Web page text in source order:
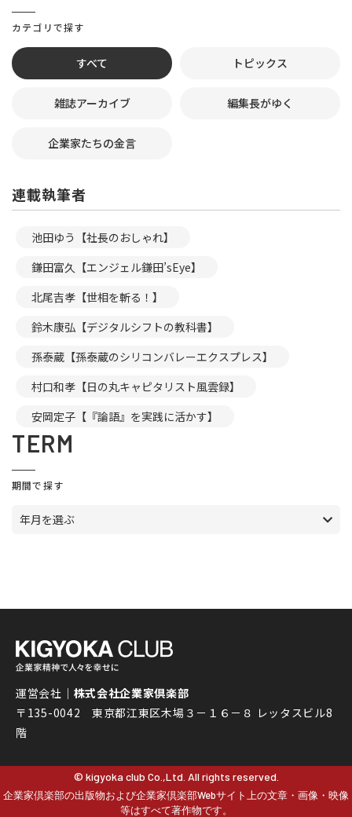
カテゴリで探す
すべて トピックス
雑誌アーカイブ 編集長がゆく
企業家たちの金言
連載執筆者
池田ゆう【社長のおしゃれ】
鎌田富久【エンジェル鎌田’sEye】
北尾吉孝【世相を斬る！】
鈴木康弘【デジタルシフトの教科書】
孫泰蔵【孫泰蔵のシリコンバレーエクスプレス】
村口和孝【日の丸キャピタリスト風雲録】
安岡定子【『論語』を実践に活かす】
TERM
期間で探す
年月を選ぶ
運営会社｜ 株式会社企業家倶楽部
〒135-0042 東京都江東区木場３－１６－８ レッタスビル8
階
© kigyoka club Co.,Ltd. All rights reserved.
企業家倶楽部の出版物および企業家倶楽部Webサイト上の文章・画像・映像
等はすべて著作物です。